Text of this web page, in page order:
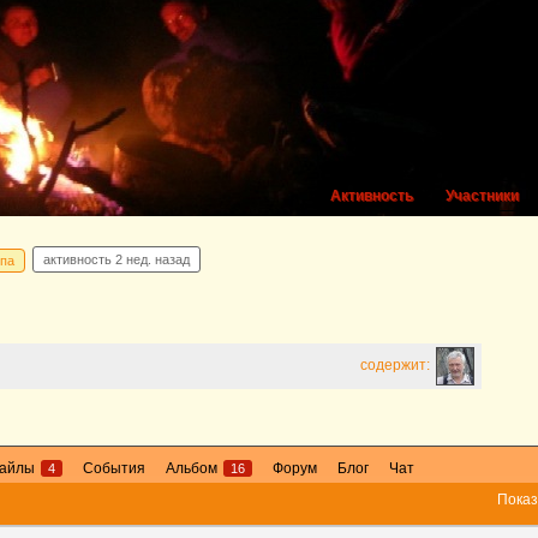
Активность Участники
активность 2 нед. назад
содержит:
4 События Альбом 16 Форум Блог
Чат